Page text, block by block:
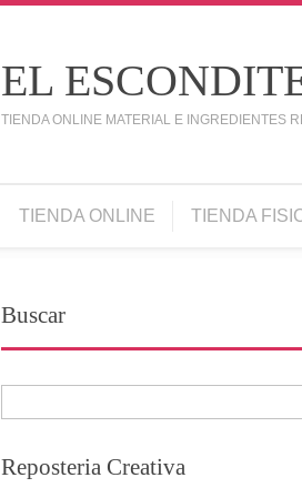
EL
TIENDA ONLINE MATERIAL E INGREDIENTES
TIENDA ONLINE TIENDA
Buscar
Reposteria Creativa